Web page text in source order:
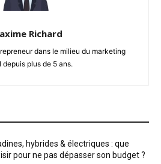
Richard
dans le milieu du marketing
depuis plus de 5 ans.
hybrides & électriques : que
pour ne pas dépasser son budget ?